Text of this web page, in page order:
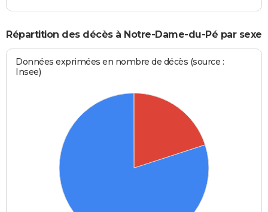
Répartition des décès à Notre-Dame-du-Pé par sexe
Données exprimées en nombre de décès (source :
Insee)